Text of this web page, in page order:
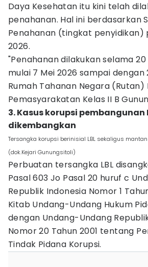
Daya Kesehatan itu kini telah
penahanan. Hal ini berdasarkan
Penahanan (tingkat penyidikan)
2026.
"Penahanan dilakukan selama
mulai 7 Mei 2026 sampai dengan
Rumah Tahanan Negara (Rutan)
Pemasyarakatan Kelas II B
3. Kasus korupsi pembangunan
dikembangkan
Tersangka korupsi berinisial LBL sekaligus
(dok.Kejari Gunungsitoli)
Perbuatan tersangka LBL
Pasal 603 Jo Pasal 20 huruf c
Republik Indonesia Nomor 1
Kitab Undang-Undang Hukum
dengan Undang-Undang
Nomor 20 Tahun 2001 tentang
Tindak Pidana Korupsi.